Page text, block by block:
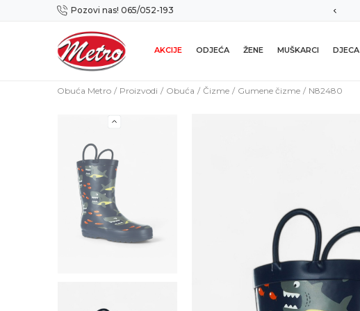
Pozovi nas! 065/052-193
Preuzmi NOVU Metro mobilnu aplikaciju!
AKCIJE ODJEĆA ŽENE MUŠKARCI DJECA
Obuća Metro Proizvodi Obuća Čizme Gumene čizme N82480